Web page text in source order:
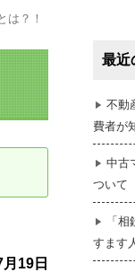
ツ
現する豊かな暮らし
は？！
19日
最近
不動
費者が
中古
ついて
「
すます